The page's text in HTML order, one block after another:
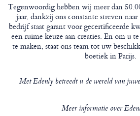
Tegenwoordig hebben wij meer dan
jaar, dankzij ons constante streven
bedrijf staat garant voor gecertificeerde
een ruime keuze aan creaties. En om u
te maken, staat ons team tot uw
boetiek in Parijs.
Met Edenly betreedt u de wereld van
Meer informatie over